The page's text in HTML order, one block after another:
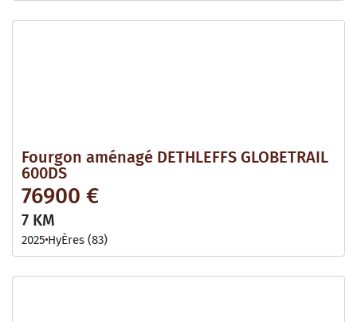
Fourgon aménagé DETHLEFFS GLOBETRAIL
600DS
76900 €
7 KM
2025 HyÈres (83)